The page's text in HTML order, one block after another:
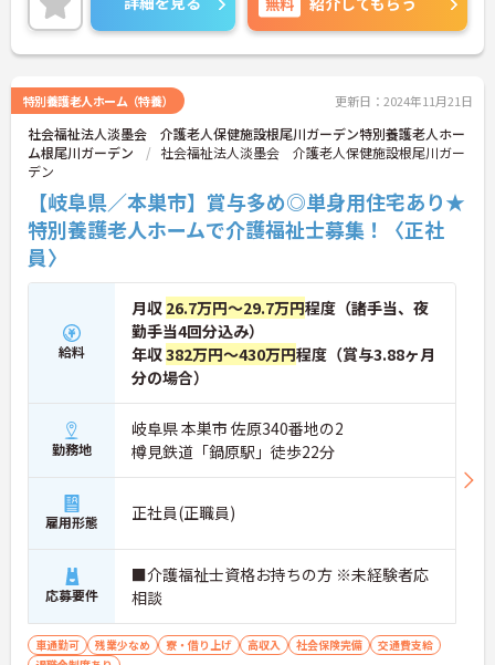
特別養護老人ホーム（特養） 更新日：2024年11月21日
社会福祉法人淡墨会 介護老人保健施設根尾川ガーデン特別養護老人ホー
ム根尾川ガーデン
社会福祉法人淡墨会 介護老人保健施設根尾川ガー
デン
【岐阜県／本巣市】賞与多め◎単身用住宅あり★
特別養護老人ホームで介護福祉士募集！〈正社
員〉
給料
月収 26.7万円～29.7万円程度（諸手当、夜
勤手当4回分込み）
年収382万円～430万円程度（賞与3.88ヶ月
分の場合）
勤務地
岐阜県 本巣市 佐原340番地の2
樽見鉄道「鍋原駅」徒歩22分
雇用形態 正社員(正職員)
応募要件
■介護福祉士資格お持ちの方 ※未経験者応
相談
車通勤可 残業少なめ 寮・借り上げ 高収入 社会保険完備
交通費支給